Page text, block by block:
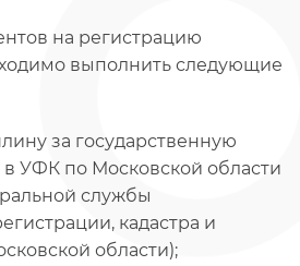
на регистрацию
выполнить следующие
за государственную
УФК по Московской области
службы
кадастра и
области);